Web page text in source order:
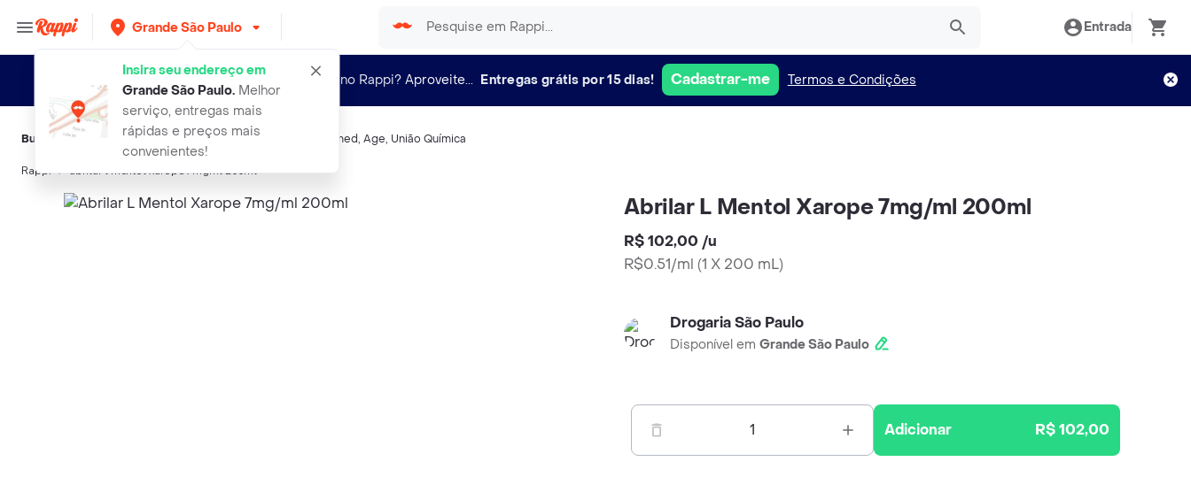
Grande São Paulo
Insira seu endereço em
Grande São Paulo.Melhor
serviço, entregas mais
rápidas e preços mais
convenientes!
Entrada
Novo no Rappi? Aproveite... Entregas grátis por 15 dias! Cadastrar-me Termos e Condições
Buscas relacionadas:Preparações respiratórias Cimed, Age, União Química
Rappi abrilar l mentol xarope 7mgml 200ml
Abrilar L Mentol Xarope 7mg/ml 200ml
R$ 102,00 /u
R$0.51/ml (1 X 200 mL)
Drogaria São Paulo
Disponível em Grande São Paulo
1 Adicionar R$ 102,00